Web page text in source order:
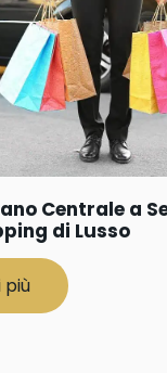
Centrale a
di Lusso
più